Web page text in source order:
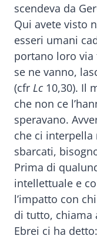
scendeva da
Qui avete visto
esseri umani
portano loro
se ne vanno,
(cfr Lc10,30). Il
che non ce
speravano.
che ci
sbarcati,
Prima di
intellettuale e
l’impatto con
di tutto, chiama
Ebrei ci ha